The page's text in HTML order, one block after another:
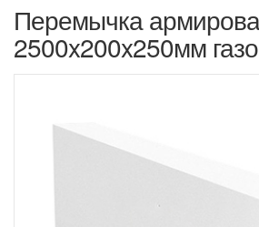
Перемычка
2500x200x250мм